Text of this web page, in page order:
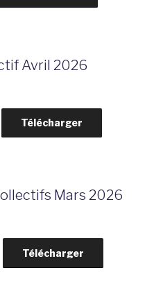
Avril 2026
Télécharger
Mars 2026
Télécharger